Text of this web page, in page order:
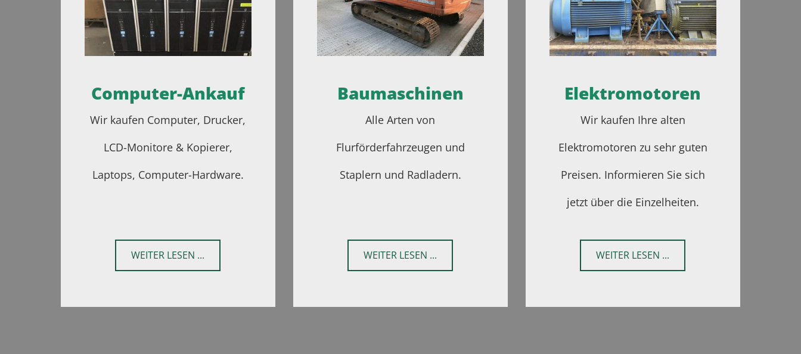
Computer-Ankauf
Wir kaufen Computer, Drucker,
LCD-Monitore & Kopierer,
Laptops, Computer-Hardware.
WEITER LESEN ...
Baumaschinen
Alle Arten von
Flurförderfahrzeugen und
Staplern und Radladern.
WEITER LESEN ...
Elektromotoren
Wir kaufen Ihre alten
Elektromotoren zu sehr guten
Preisen. Informieren Sie sich
jetzt über die Einzelheiten.
WEITER LESEN ...